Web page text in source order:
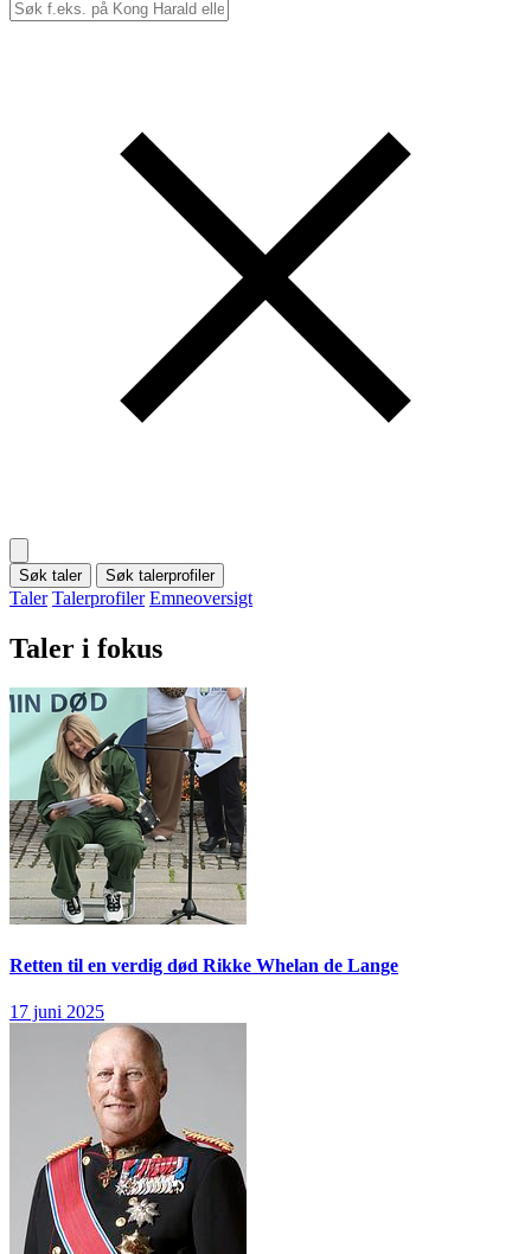
Søk taler Søk talerprofiler
Taler Talerprofiler Emneoversigt
Taler i fokus
Retten til en verdig død Rikke Whelan de Lange
17 juni 2025